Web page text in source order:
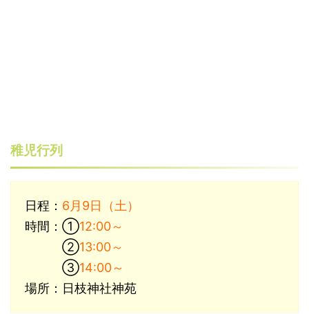
稚児行列
日程： 6月9日（土）
時間：①12:00～
②13:00～
③14:00～
場所：日枝神社神苑